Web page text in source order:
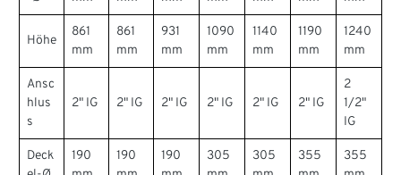
Höhe
861
mm
861
mm
931
mm
1090
mm
1140
mm
1190
mm
1240
mm
Ansc
hlus
s
2" IG 2" IG 2" IG 2" IG 2" IG 2" IG
2
1/2"
IG
Deck
190
190
190
305
305
355
355